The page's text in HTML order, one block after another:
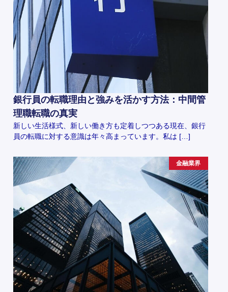
銀行員の転職理由と強みを活かす方法：中間管
理職転職の真実
新しい生活様式、新しい働き方も定着しつつある現在、銀行
員の転職に対する意識は年々高まっています。私は […]
金融業界